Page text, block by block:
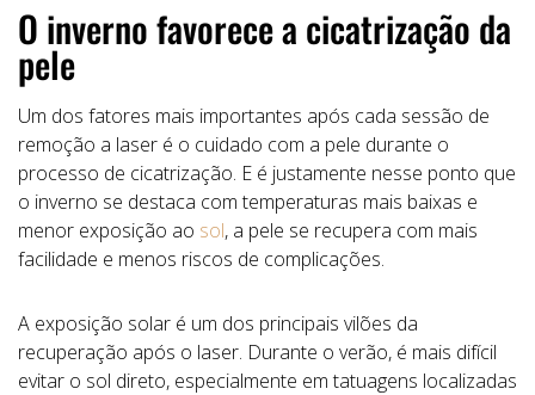
O inverno favorece a cicatrização da
pele
Um dos fatores mais importantes após cada sessão de
remoção a laser é o cuidado com a pele durante o
processo de cicatrização. E é justamente nesse ponto que
o inverno se destaca com temperaturas mais baixas e
menor exposição ao sol, a pele se recupera com mais
facilidade e menos riscos de complicações.
A exposição solar é um dos principais vilões da
recuperação após o laser. Durante o verão, é mais difícil
evitar o sol direto, especialmente em tatuagens localizadas